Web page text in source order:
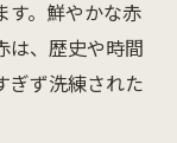
人可愛さを
ラー選びの
す。鮮やかな赤
は、歴史や時間
ぎず洗練された